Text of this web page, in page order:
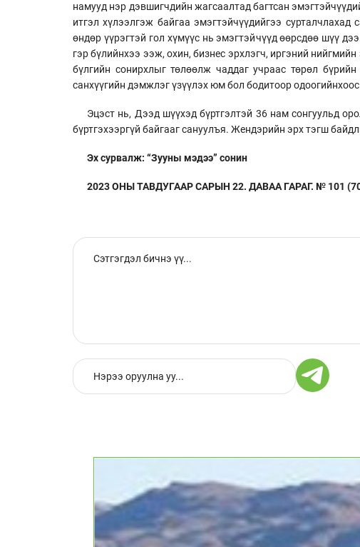
намууд нэр дэвшигчдийн жагсаалтад багтсан
итгэл хүлээлгэж байгаа эмэгтэйчүүдийгээ
өндөр үүрэгтэй гол хүмүүс нь эмэгтэйчүүд өөрсдөө шүү
гэр бүлийнхээ ээж, охин, бизнес эрхлэгч, иргэний
бүлгийн сонирхлыг төлөөлж чаддаг учраас төрөл
санхүүгийн дэмжлэг үзүүлэх юм бол бодитоор
Эцэст нь, Дээд шүүхэд бүртгэлтэй 36 нам сонгуульд
бүртгэхээргүй байгааг сануулъя. Жендэрийн эрх тэгш
Эх сурвалж: “Зууны мэдээ” сонин
2023 ОНЫ ТАВДУГААР САРЫН 22. ДАВАА ГАРАГ. № 101